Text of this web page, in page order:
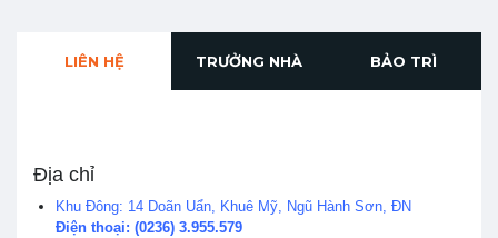
LIÊN HỆ TRƯỞNG NHÀ BẢO TRÌ
Địa chỉ
Khu Đông: 14 Doãn Uẩn, Khuê Mỹ, Ngũ Hành Sơn, ĐN
Điện thoại: (0236) 3.955.579